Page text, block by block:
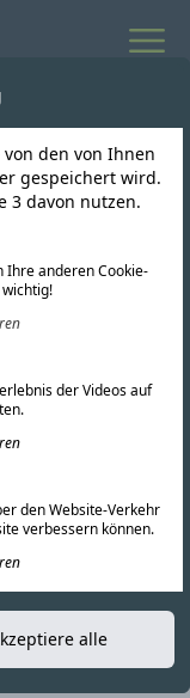
Artikel und
und
von den von Ihnen
gespeichert wird.
3 davon nutzen.
Ihre anderen Cookie-
der Videos auf
den Website-Verkehr
verbessern können.
alle